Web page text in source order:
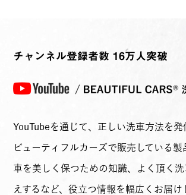
チャンネル登録者数 16万人突破
YouTubeを通じて、正しい洗車方法を発
ビューティフルカーズで販売している製
車を美しく保つための知識、よく頂く
えするなど、役立つ情報を幅広くお届け